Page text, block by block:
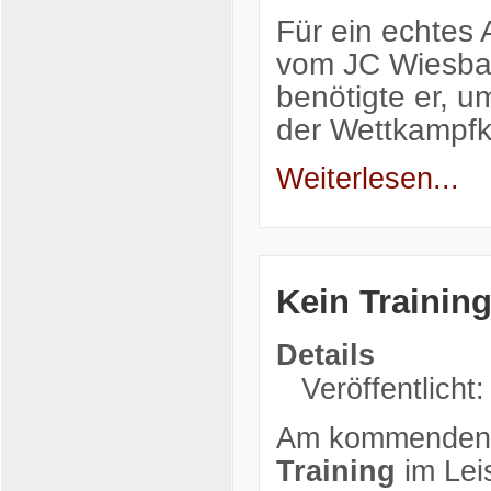
Für ein echtes
vom JC
benötigte er,
der
Weiterlesen...
Kein
Details
Am
Training im